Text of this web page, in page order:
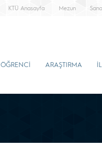
KTÜ Anasayfa Mezun
ÖĞRENCİ ARAŞTIRMA